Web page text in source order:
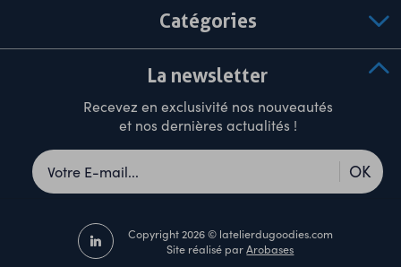
Catégories
La newsletter
Recevez en exclusivité nos nouveautés
et nos dernières actualités !
OK
Copyright 2026 © latelierdugoodies.com
Site réalisé parArobases